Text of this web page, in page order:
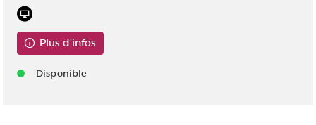
Plus d'infos
Disponible